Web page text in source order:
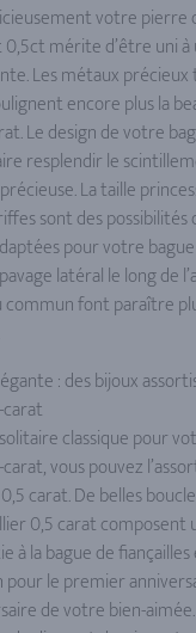
votre pierre
mérite d’être uni à
Les métaux précieux
encore plus la
Le design de votre
resplendir le
La taille
sont des possibilités
pour votre
latéral le long de
font paraître
: des bijoux
classique pour
vous pouvez
carat. De belles
0,5 carat composent
à la bague de
pour le premier
de votre bien-